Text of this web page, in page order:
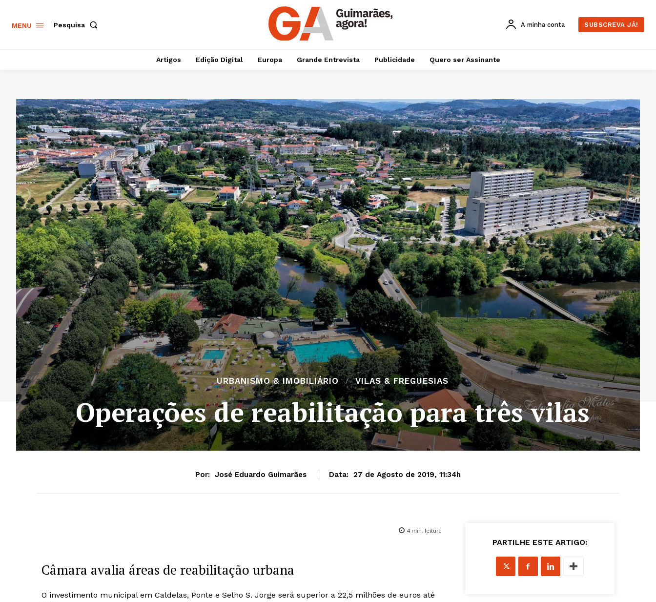
MENU Pesquisa A minha conta SUBSCREVA JÁ!
Artigos Edição Digital Europa Grande Entrevista Publicidade Quero ser Assinante
URBANISMO & IMOBILIÁRIO VILAS & FREGUESIAS
Operações de reabilitação para três vilas
Por: José Eduardo Guimarães Data: 27 de Agosto de 2019, 11:34h
4min. leitura
Câmara avalia áreas de reabilitação urbana
O investimento municipal em Caldelas, Ponte e Selho S. Jorge será superior a 22,5 milhões de euros até
PARTILHE ESTE ARTIGO: